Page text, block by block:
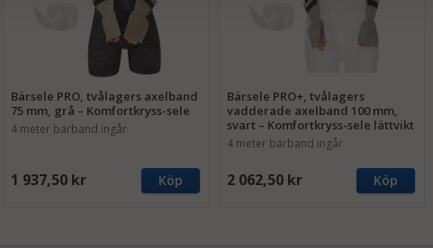
Bärsele PRO, tvålagers axelband
75 mm, grå – Komfortkryss-sele
4 meter bärband ingår
1 937,50 kr Köp
Bärsele PRO+, tvålagers
vadderade axelband 100 mm,
svart – Komfortkryss-sele lättvikt
4 meter bärband ingår
2 062,50 kr Köp